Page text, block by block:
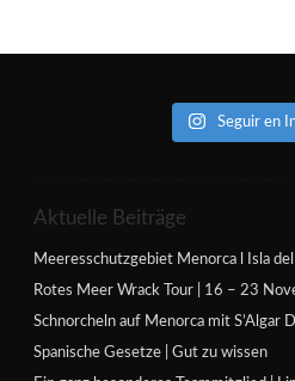
Seguir en
Aktuelle Beiträge
Meeresschutzgebiet Menorca l Isla
Rotes Meer Wrack Tour | 16 – 23
Schnorcheln auf Menorca mit S’Algar
Spanische Gesetze | Gut zu wissen